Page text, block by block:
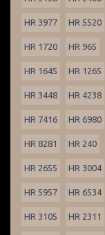
HR 3977 HR 5520
HR 1720 HR 965
HR 1645 HR 1265
HR 3448 HR 4238
HR 7416 HR 6980
HR 8281 HR 240
HR 2655 HR 3004
HR 5957 HR 6534
HR 3105 HR 2311